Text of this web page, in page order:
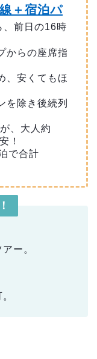
＋宿泊パ
、前日の16時
からの座席指
、安くてもほ
を除き後続列
、大人約
！
で合計
ー。